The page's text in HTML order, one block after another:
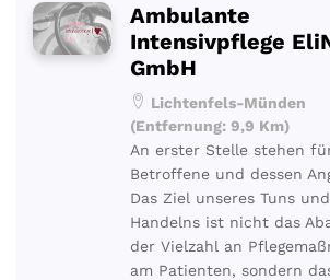
Ambulante
Intensivpflege
GmbH
Lichtenfels-Münden
(Entfernung: 9,9 Km)
An erster Stelle stehen
Betroffene und dessen
Das Ziel unseres Tuns und
Handelns ist nicht das
der Vielzahl an
am Patienten, sondern